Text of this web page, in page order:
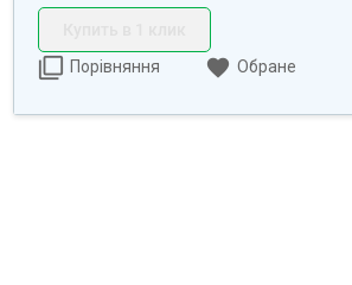
Порівняння
Обране